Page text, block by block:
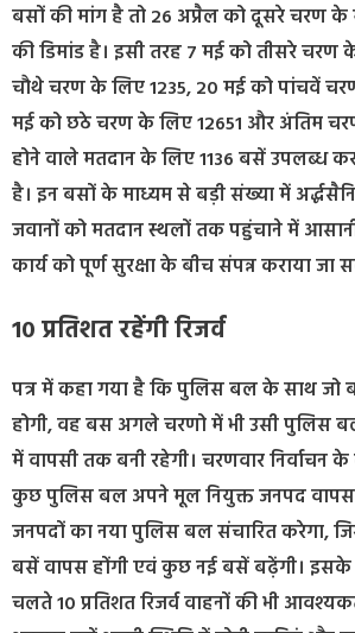
बसों की मांग है तो 26 अप्रैल को दूसरे चरण के
की डिमांड है। इसी तरह 7 मई को तीसरे चरण
चौथे चरण के लिए 1235, 20 मई को पांचवें
मई को छठे चरण के लिए 12651 और अंतिम
होने वाले मतदान के लिए 1136 बसें उपलब्ध
है। इन बसों के माध्यम से बड़ी संख्या में
जवानों को मतदान स्थलों तक पहुंचाने में
कार्य को पूर्ण सुरक्षा के बीच संपन्न कराया जा
10 प्रतिशत रहेंगी रिजर्व
पत्र में कहा गया है कि पुलिस बल के साथ जो
होगी, वह बस अगले चरणो में भी उसी पुलिस
में वापसी तक बनी रहेगी। चरणवार निर्वाचन
कुछ पुलिस बल अपने मूल नियुक्त जनपद
जनपदों का नया पुलिस बल संचारित करेगा,
बसें वापस होंगी एवं कुछ नई बसें बढ़ेंगी। इसके
चलते 10 प्रतिशत रिजर्व वाहनों की भी